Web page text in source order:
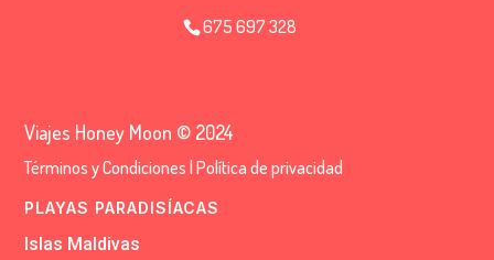
675 697 328
Viajes Honey Moon © 2024
Términos y Condiciones |Política de privacidad
PLAYAS PARADISÍACAS
Islas Maldivas